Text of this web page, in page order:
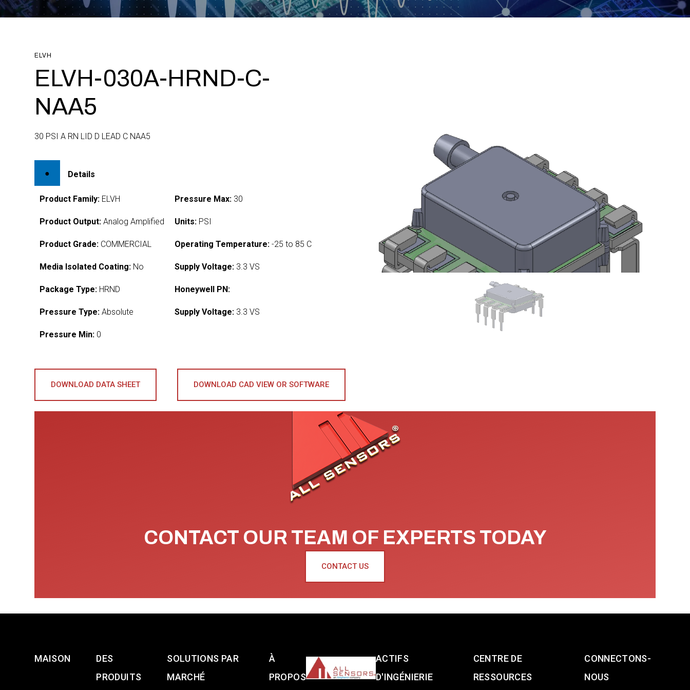
ELVH
ELVH-030A-HRND-C-
NAA5
30 PSI A RN LID D LEAD C NAA5
Details
Product Family: ELVH
Product Output: Analog Amplified
Product Grade: COMMERCIAL
Media Isolated Coating: No
Package Type: HRND
Pressure Type: Absolute
Pressure Min: 0
Pressure Max: 30
Units: PSI
Operating Temperature: -25 to 85 C
Supply Voltage: 3.3 VS
Honeywell PN:
Supply Voltage: 3.3 VS
DOWNLOAD DATA SHEET DOWNLOAD CAD VIEW OR SOFTWARE
CONTACT OUR TEAM OF EXPERTS TODAY
CONTACT US
MAISON
DES
PRODUITS
SOLUTIONS PAR
MARCHÉ
À
PROPOS
ACTIFS
D'INGÉNIERIE
CENTRE DE
RESSOURCES
CONNECTONS-
NOUS